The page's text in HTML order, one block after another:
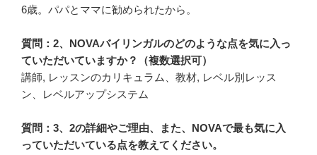
6歳。パパとママに勧められたから。
質問：2、NOVAバイリンガルのどのような点を気に入っ
ていただいていますか？（複数選択可）
講師, レッスンのカリキュラム、教材, レベル別レッス
ン、レベルアップシステム
質問：3、2の詳細やご理由、また、NOVAで最も気に入
っていただいている点を教えてください。